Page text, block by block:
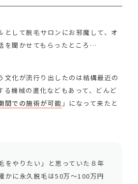
として脱毛サロンにお邪魔して、オ
を聞かせてもらったところ…
文化が流行り出したのは結構最近の
る機械の進化などもあって、どんど
間での施術が可能 」になって来たと
をやりたい」と思っていた８年
かに永久脱毛は50万〜100万円